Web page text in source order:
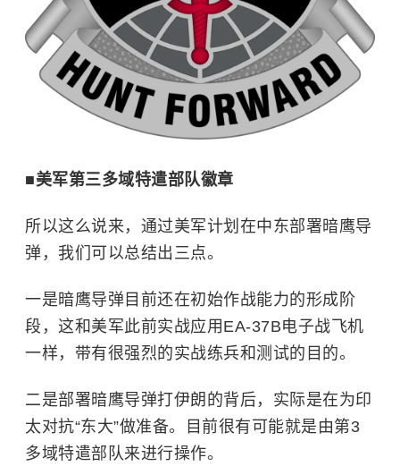
■美军第三多域特遣部队徽章
所以这么说来，通过美军计划在中东部署暗鹰导
弹，我们可以总结出三点。
一是暗鹰导弹目前还在初始作战能力的形成阶
段，这和美军此前实战应用EA-37B电子战飞机
一样，带有很强烈的实战练兵和测试的目的。
二是部署暗鹰导弹打伊朗的背后，实际是在为印
太对抗“东大”做准备。目前很有可能就是由第3
多域特遣部队来进行操作。